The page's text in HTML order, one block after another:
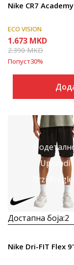
Nike CR7 Academy
ECO VISION
1.673 MKD
2.390MKD
Попуст30%
Подетално
Uporedi
Brzi Pregled
Достапна боја:2
Nike Dri-FIT Flex